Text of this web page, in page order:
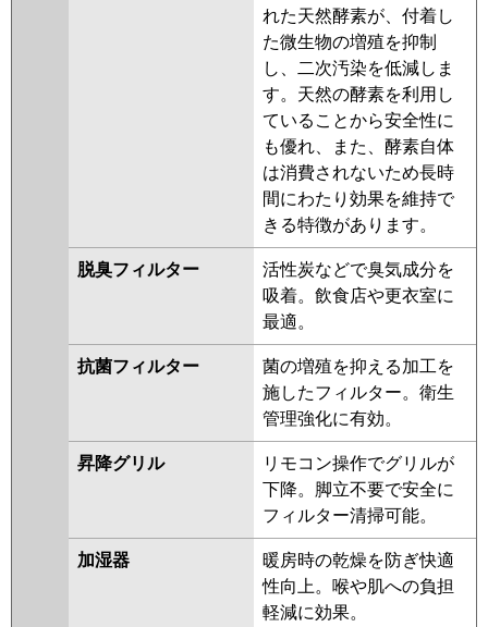
れた天然酵素が、付着し
た微生物の増殖を抑制
し、二次汚染を低減しま
す。天然の酵素を利用し
ていることから安全性に
も優れ、また、酵素自体
は消費されないため長時
間にわたり効果を維持で
きる特徴があります。
脱臭フィルター
活性炭などで臭気成分を
吸着。飲食店や更衣室に
最適。
抗菌フィルター
菌の増殖を抑える加工を
施したフィルター。衛生
管理強化に有効。
昇降グリル
リモコン操作でグリルが
下降。脚立不要で安全に
フィルター清掃可能。
加湿器
暖房時の乾燥を防ぎ快適
性向上。喉や肌への負担
軽減に効果。